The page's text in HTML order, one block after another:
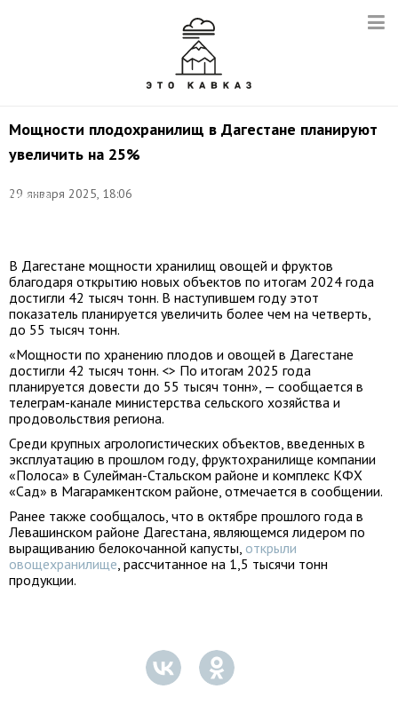
Мощности плодохранилищ в Дагестане планируют
увеличить на 25%
29 января 2025, 18:06
Наталия
В Дагестане мощности хранилищ овощей и фруктов
благодаря открытию новых объектов по итогам 2024 года
достигли 42 тысяч тонн. В наступившем году этот
показатель планируется увеличить более чем на четверть,
до 55 тысяч тонн.
«Мощности по хранению плодов и овощей в Дагестане
достигли 42 тысяч тонн. <> По итогам 2025 года
планируется довести до 55 тысяч тонн», — сообщается в
телеграм-канале министерства сельского хозяйства и
продовольствия региона.
Среди крупных агрологистических объектов, введенных в
эксплуатацию в прошлом году, фруктохранилище компании
«Полоса» в Сулейман-Стальском районе и комплекс КФХ
«Сад» в Магарамкентском районе, отмечается в сообщении.
Ранее также сообщалось, что в октябре прошлого года в
Левашинском районе Дагестана, являющемся лидером по
выращиванию белокочанной капусты, открыли
овощехранилище, рассчитанное на 1,5 тысячи тонн
продукции.